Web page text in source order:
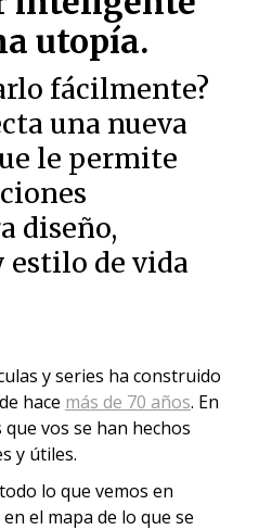
utopía.
fácilmente?
una nueva
le permite
diseño,
de vida
y series ha construido
hace más de 70 años. En
vos se han hechos
y útiles.
lo que vemos en
el mapa de lo que se